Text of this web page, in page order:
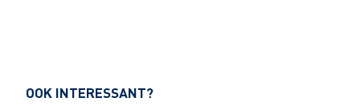
OOK INTERESSANT?